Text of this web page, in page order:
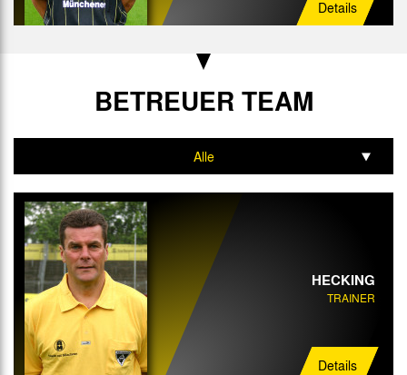
Details
BETREUER TEAM
Alle
Trainer
Interimstrainer
Torwart-Trainer
Mannschaftsarzt
Physiotherapeut
HECKING
TRAINER
Details